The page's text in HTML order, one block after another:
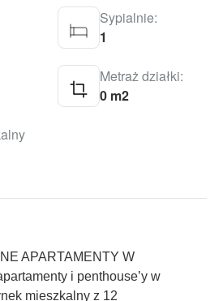
Sypialnie:
1
Metraż działki:
0 m2
APARTAMENTY W
i penthouse’y w
mieszkalny z 12